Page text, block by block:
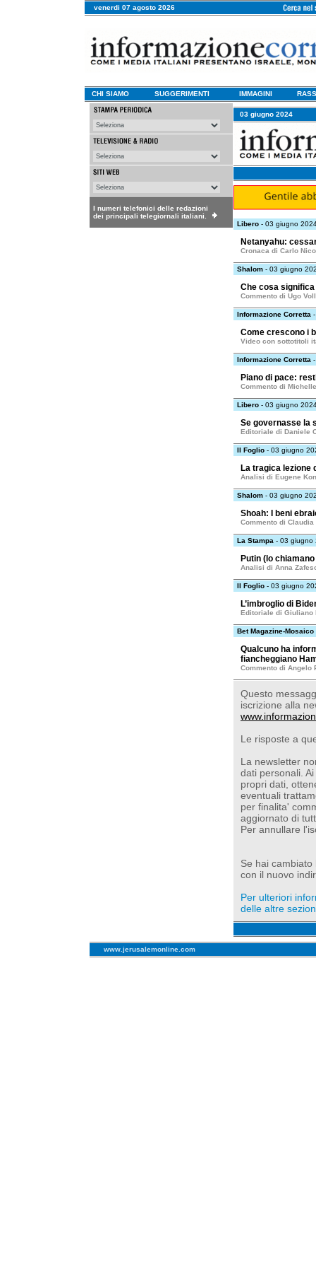
venerdi 07 agosto 2026
CHI SIAMO SUGGERIMENTI IMMAGINI
I numeri telefonici delle redazioni
dei principali telegiornali italiani.
03 giugno 2024
Libero - 03 giugno
Netanyahu:
Cronaca di Carlo
Shalom - 03 giugno
Che cosa
Commento di Ugo
Informazione Corretta
Come crescono i
Video con sottotitoli
Informazione Corretta
Piano di pace:
Commento di
Libero - 03 giugno
Se governasse la
Editoriale di Daniele
Il Foglio - 03 giugno
La tragica lezione
Analisi di Eugene
Shalom - 03 giugno
Shoah: I beni
Commento di Claudia
La Stampa - 03 giugno
Putin (lo
Analisi di Anna
Il Foglio - 03 giugno
L’imbroglio di
Editoriale di Giuliano
Bet Magazine-Mosaico
Qualcuno ha
fiancheggiano
Commento di Angelo
Questo
iscrizione alla
Le risposte a
La newsletter
dati personali.
propri dati,
eventuali
per finalita'
aggiornato di
Per annullare
Se hai
con il nuovo
Per ulteriori
delle altre
www.jerusalemonline.com